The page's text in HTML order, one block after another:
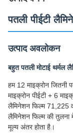
पतली पीईटी
उत्पाद अवलोकन
बहुत पतली मोटाई थर्मल
हम 12 माइक्रोन जितनी
माइक्रोन पीईटी + 6
लैमिनेशन फिल्म 71,225
लैमिनेशन फिल्म की तुलना
मूल्य अंतर होता है।